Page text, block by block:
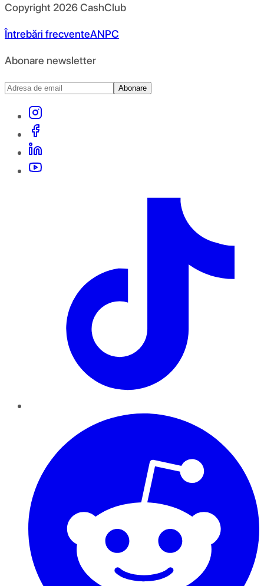
Copyright 2026CashClub
Întrebări frecventeANPC
Abonare newsletter
Abonare